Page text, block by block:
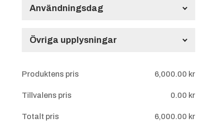
Användningsdag
Övriga upplysningar
Produktens pris 6,000.00 kr
Tillvalens pris 0.00 kr
Totalt pris 6,000.00 kr